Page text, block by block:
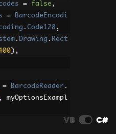
= false ,
=
BarcodeEncodi
. Code128 ,
. Drawing . Rect
),
= BarcodeReader .
,
myOptionsExampl
VB C#